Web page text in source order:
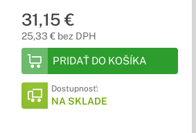
31,15 €
25,33 € bez DPH
PRIDAŤ DO KOŠÍKA
Dostupnosť:
NA SKLADE